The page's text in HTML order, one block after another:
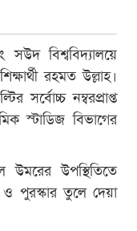
বিশ্ববিদ্যালয়ে
রহমত উল্লাহ।
সর্বোচ্চ নম্বরপ্রাপ্ত
স্টাডিজ বিভাগের
উমরের উপস্থিতিতে
ও পুরস্কার তুলে দেয়া